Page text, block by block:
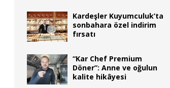
Kardeşler Kuyumculuk’ta
sonbahara özel indirim
fırsatı
“Kar Chef Premium
Döner”: Anne ve oğulun
kalite hikâyesi